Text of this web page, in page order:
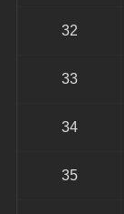
32
33
34
35